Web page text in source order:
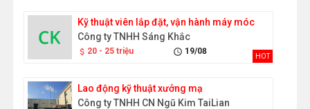
Kỹ thuật viên lắp đặt, vận hành máy móc
Công ty TNHH Sáng Khắc
attach_money 20 - 25 triệu schedule 19/08
HOT
Lao động kỹ thuật xưởng mạ
Công ty TNHH CN Ngũ Kim TaiLian